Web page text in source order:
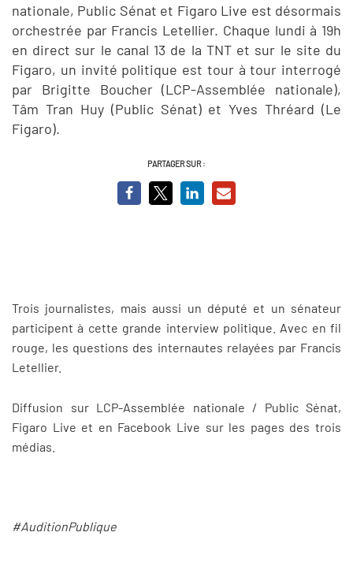
nationale, Public Sénat et Figaro Live est désormais
orchestrée par Francis Letellier. Chaque lundi à 19h
en direct sur le canal 13 de la TNT et sur le site du
Figaro, un invité politique est tour à tour interrogé
par Brigitte Boucher (LCP-Assemblée nationale),
Tâm Tran Huy (Public Sénat) et Yves Thréard (Le
Figaro).
PARTAGER SUR :
Trois journalistes, mais aussi un député et un sénateur
participent à cette grande interview politique. Avec en fil
rouge, les questions des internautes relayées par Francis
Letellier.
Diffusion sur LCP-Assemblée nationale / Public Sénat,
Figaro Live et en Facebook Live sur les pages des trois
médias.
#AuditionPublique